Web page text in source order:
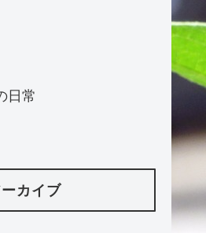
日常
カイブ